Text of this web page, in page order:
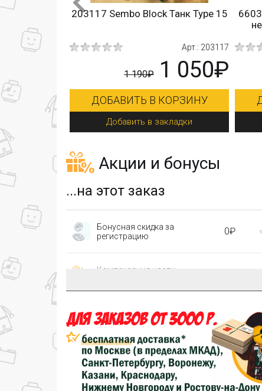
Танк Type 15
Арт.: 203117
66036 LEYI Jagdpanzer 38 Hetzer
Арт.: 66036
1 250₽
ДОБАВИТЬ В КОРЗИНУ
Добавить в закладки
Акции и бонусы
...на этот заказ
Бонусная скидка за
регистрацию
0₽
Компенсация части
...на следующий заказ
Золотая скидка
персональная
10%